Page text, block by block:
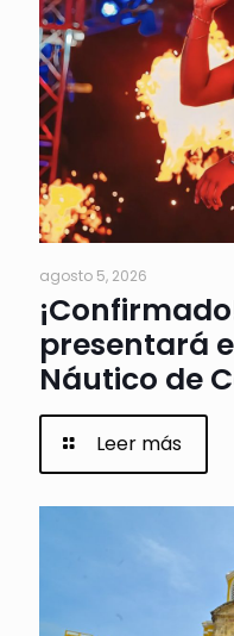
agosto 5, 2026
presentará
Náutico de
Leer más